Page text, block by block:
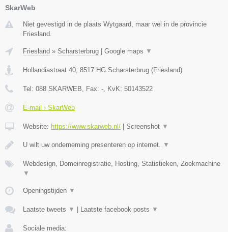
SkarWeb
Niet gevestigd in de plaats Wytgaard, maar wel in de provincie
Friesland.
Friesland » Scharsterbrug Google maps ▼
Hollandiastraat 40 8517 HG Scharsterbrug (Friesland)
Tel: 088 SKARWEB , Fax: - , KvK: 50143522
E-mail › SkarWeb
Website: https://www.skarweb.nl/ Screenshot ▼
U wilt uw onderneming presenteren op internet. ▼
Webdesign, Domeinregistratie, Hosting, Statistieken, Zoekmachine
▼
Openingstijden ▼
Laatste tweets ▼ Laatste facebook posts ▼
Sociale media: